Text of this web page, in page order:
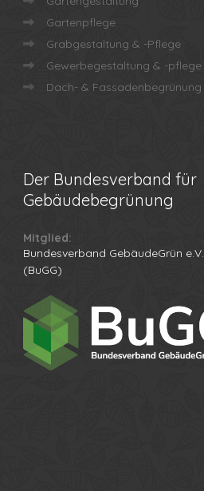
Gartenpflege
Grabgestaltung & -Pflege
Gewerbegestaltung & -pflege
Dach- & Fassadenbegrünung
Der Bundesverband für
Gebäudebegrünung
Mitglied:
Bundesverband GebäudeGrün e.V.
(BuGG)